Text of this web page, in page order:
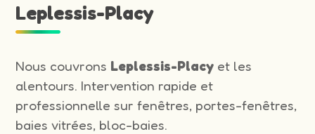
Leplessis-Placy
Nous couvrons Leplessis-Placy et les
alentours. Intervention rapide et
professionnelle sur fenêtres, portes-fenêtres,
baies vitrées, bloc-baies.